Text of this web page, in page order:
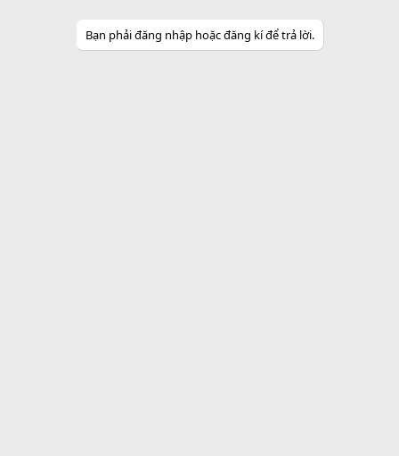
Bạn phải đăng nhập hoặc đăng kí để trả lời.